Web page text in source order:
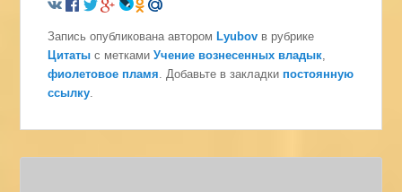
Запись опубликована авторомLyubov в рубрике
Цитаты с меткамиУчение вознесенных владык
фиолетовое пламя . Добавьте в закладки постоянную
ссылку